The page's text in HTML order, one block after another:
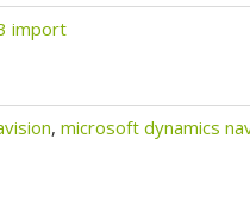
import
, microsoft dynamics